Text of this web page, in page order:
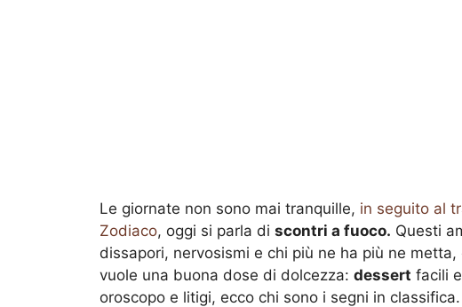
Le giornate non sono mai tranquille, in seguito al
Zodiaco, oggi si parla di scontri a fuoco. Questi
dissapori, nervosismi e chi più ne ha più ne
vuole una buona dose di dolcezza: dessert facili
oroscopo e litigi, ecco chi sono i segni in classifica.